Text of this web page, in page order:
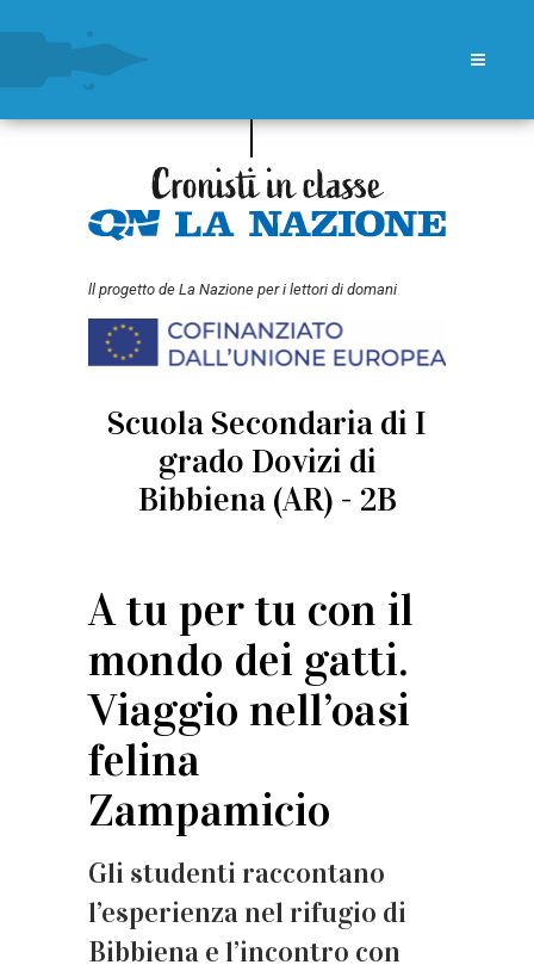
ll progetto de La Nazione per i lettori di domani
Scuola Secondaria di I
grado Dovizi di
Bibbiena (AR) - 2B
A tu per tu con il
mondo dei gatti.
Viaggio nell’oasi
felina
Zampamicio
Gli studenti raccontano
l’esperienza nel rifugio di
Bibbiena e l’incontro con